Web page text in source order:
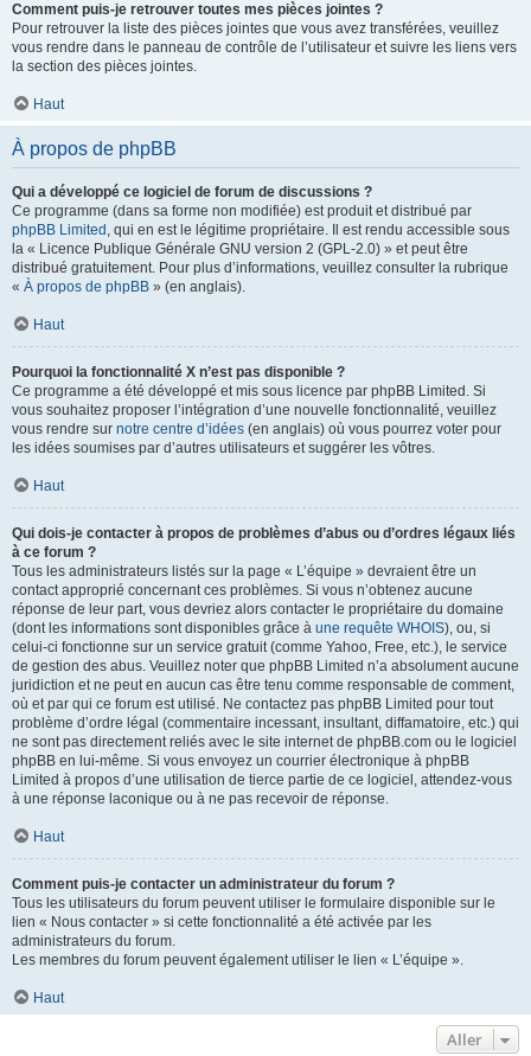
Comment puis-je retrouver toutes mes pièces jointes ?
Pour retrouver la liste des pièces jointes que vous avez transférées, veuillez
vous rendre dans le panneau de contrôle de l’utilisateur et suivre les liens vers
la section des pièces jointes.
Haut
À propos de phpBB
Qui a développé ce logiciel de forum de discussions ?
Ce programme (dans sa forme non modifiée) est produit et distribué par
phpBB Limited , qui en est le légitime propriétaire. Il est rendu accessible sous
la « Licence Publique Générale GNU version 2 (GPL-2.0) » et peut être
distribué gratuitement. Pour plus d’informations, veuillez consulter la rubrique
« À propos de phpBB » (en anglais).
Haut
Pourquoi la fonctionnalité X n’est pas disponible ?
Ce programme a été développé et mis sous licence par phpBB Limited. Si
vous souhaitez proposer l’intégration d’une nouvelle fonctionnalité, veuillez
vous rendre sur notre centre d’idées (en anglais) où vous pourrez voter pour
les idées soumises par d’autres utilisateurs et suggérer les vôtres.
Haut
Qui dois-je contacter à propos de problèmes d’abus ou d’ordres légaux liés
à ce forum ?
Tous les administrateurs listés sur la page « L’équipe » devraient être un
contact approprié concernant ces problèmes. Si vous n’obtenez aucune
réponse de leur part, vous devriez alors contacter le propriétaire du domaine
(dont les informations sont disponibles grâce à une requête WHOIS), ou, si
celui-ci fonctionne sur un service gratuit (comme Yahoo, Free, etc.), le service
de gestion des abus. Veuillez noter que phpBB Limited n’a absolument aucune
juridiction et ne peut en aucun cas être tenu comme responsable de comment,
où et par qui ce forum est utilisé. Ne contactez pas phpBB Limited pour tout
problème d’ordre légal (commentaire incessant, insultant, diffamatoire, etc.) qui
ne sont pas directement reliés avec le site internet de phpBB.com ou le logiciel
phpBB en lui-même. Si vous envoyez un courrier électronique à phpBB
Limited à propos d’une utilisation de tierce partie de ce logiciel, attendez-vous
à une réponse laconique ou à ne pas recevoir de réponse.
Haut
Comment puis-je contacter un administrateur du forum ?
Tous les utilisateurs du forum peuvent utiliser le formulaire disponible sur le
lien « Nous contacter » si cette fonctionnalité a été activée par les
administrateurs du forum.
Les membres du forum peuvent également utiliser le lien « L’équipe ».
Haut
Aller